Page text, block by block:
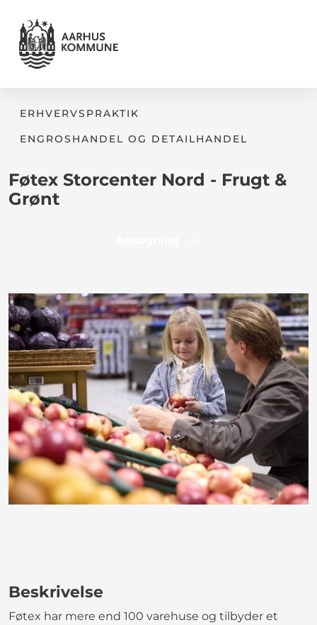
ERHVERVSPRAKTIK
ENGROSHANDEL OG DETAILHANDEL
Føtex Storcenter Nord - Frugt &
Grønt
Beskrivelse
Føtex har mere end 100 varehuse og tilbyder et